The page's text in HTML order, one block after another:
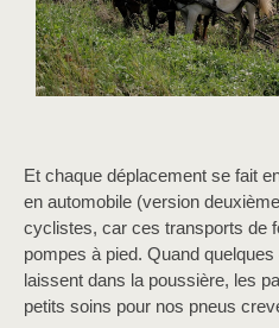
Et chaque déplacement se fait
en automobile (version
cyclistes, car ces transports de
pompes à pied. Quand
laissent dans la poussière, les
petits soins pour nos pneus